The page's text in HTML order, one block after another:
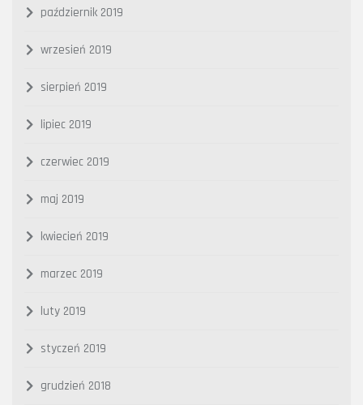
październik 2019
wrzesień 2019
sierpień 2019
lipiec 2019
czerwiec 2019
maj 2019
kwiecień 2019
marzec 2019
luty 2019
styczeń 2019
grudzień 2018